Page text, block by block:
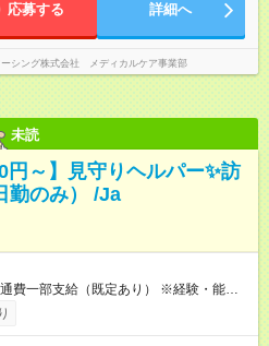
応募する 詳細へ
ーシング株式会社 メディカルケア事業部
未読
円～】見守りヘルパー✨訪
勤のみ） /Ja
費一部支給（既定あり） ※経験・能力を